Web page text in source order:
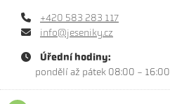
+420 583 283 117
info@jeseniky.cz
Úřední hodiny:
pondělí až pátek 08:00 - 16:00